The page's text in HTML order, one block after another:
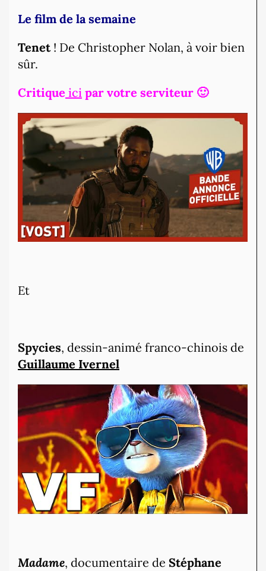
Le film de la semaine
Tenet! De Christopher Nolan, à voir bien
sûr.
Critique ici par votre serviteur 🙂
Et
Spycies, dessin-animé franco-chinois de
Guillaume Ivernel
Madame, documentaire de Stéphane